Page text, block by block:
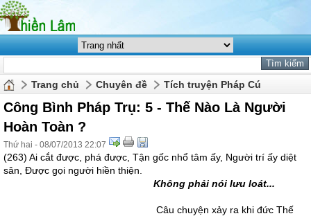
Trang chủ Chuyên đề Tích truyện Pháp Cú
Công Bình Pháp Trụ: 5 - Thế Nào Là Người
Hoàn Toàn ?
Thứ hai - 08/07/2013 22:07
(263) Ai cắt được, phá được, Tận gốc nhổ tâm ấy, Người trí ấy diệt
sân, Ðược gọi người hiền thiện.
Không phải nói lưu loát...
Câu chuyện xảy ra khi đức Thế